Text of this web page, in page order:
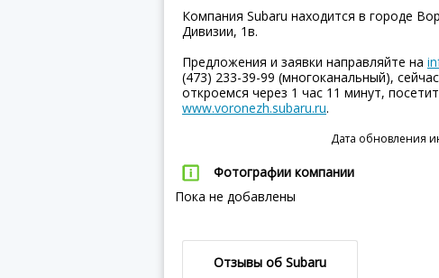
Компания Subaru находится в городе
Дивизии, 1в.
Предложения и заявки направляйте на
(473) 233-39-99 (многоканальный),
откроемся через 1 час 11 минут,
www.voronezh.subaru.ru.
Дата обновления
Фотографии компании
Пока не добавлены
Отзывы об Subaru